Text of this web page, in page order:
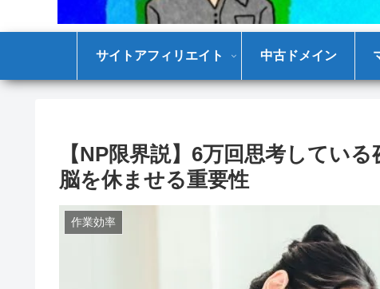
サイトアフィリエイト 中古ドメイン
【NP限界説】6万回思考してい
脳を休ませる重要性
作業効率